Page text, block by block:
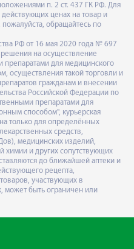
п. 2 ст. 437 ГК РФ. Для
ценах на товар и
пожалуйста, обращайтесь по
РФ от 16 мая 2020 года № 697
на осуществление
препаратами для медицинского
осуществления такой торговли и
гражданам и внесении
Российской Федерации по
препаратами для
способом", курьерская
только для определённых
средств,
медицинских изделий,
химии и других сопутствующих
до ближайшей аптеки и
рецепта,
участвующих в
может быть ограничен или